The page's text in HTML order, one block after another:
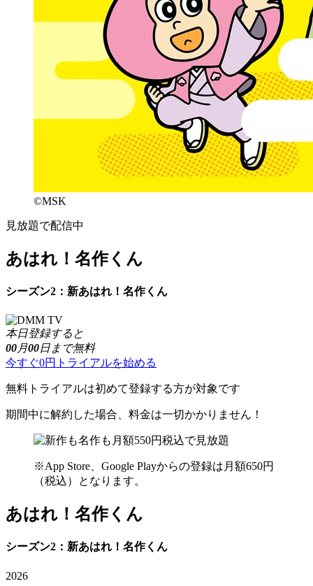
©MSK
見放題で配信中
あはれ！名作くん
シーズン2：新あはれ！名作くん
本日登録すると
00月00日まで無料
今すぐ0円トライアルを始める
無料トライアルは初めて登録する方が対象です
期間中に解約した場合、料金は一切かかりません！
※App Store、Google Playからの登録は月額650円
（税込）となります。
あはれ！名作くん
シーズン2：新あはれ！名作くん
2026